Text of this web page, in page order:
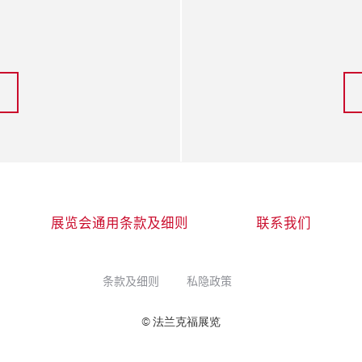
展览会通用条款及细则 联系我们
条款及细则 私隐政策
© 法兰克福展览